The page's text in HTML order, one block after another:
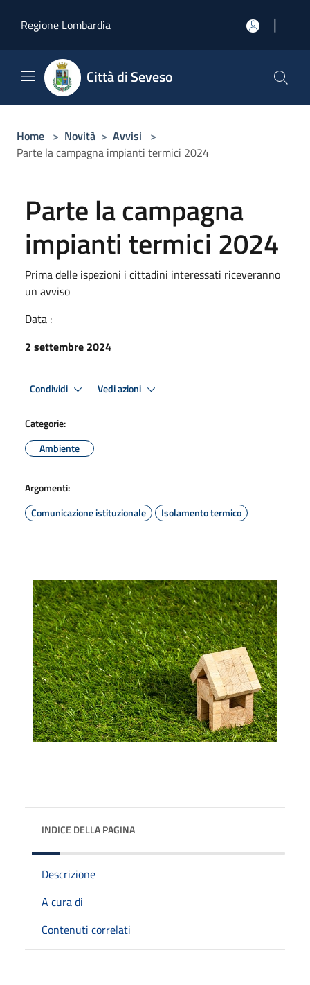
Regione Lombardia
|
Città di Seveso
Home > Novità > Avvisi >
Parte la campagna impianti termici 2024
Parte la campagna
impianti termici 2024
Prima delle ispezioni i cittadini interessati riceveranno
un avviso
Data :
2 settembre 2024
Condividi Vedi azioni
Categorie:
Ambiente
Argomenti:
Comunicazione istituzionale
Isolamento termico
INDICE DELLA PAGINA
Descrizione
A cura di
Contenuti correlati